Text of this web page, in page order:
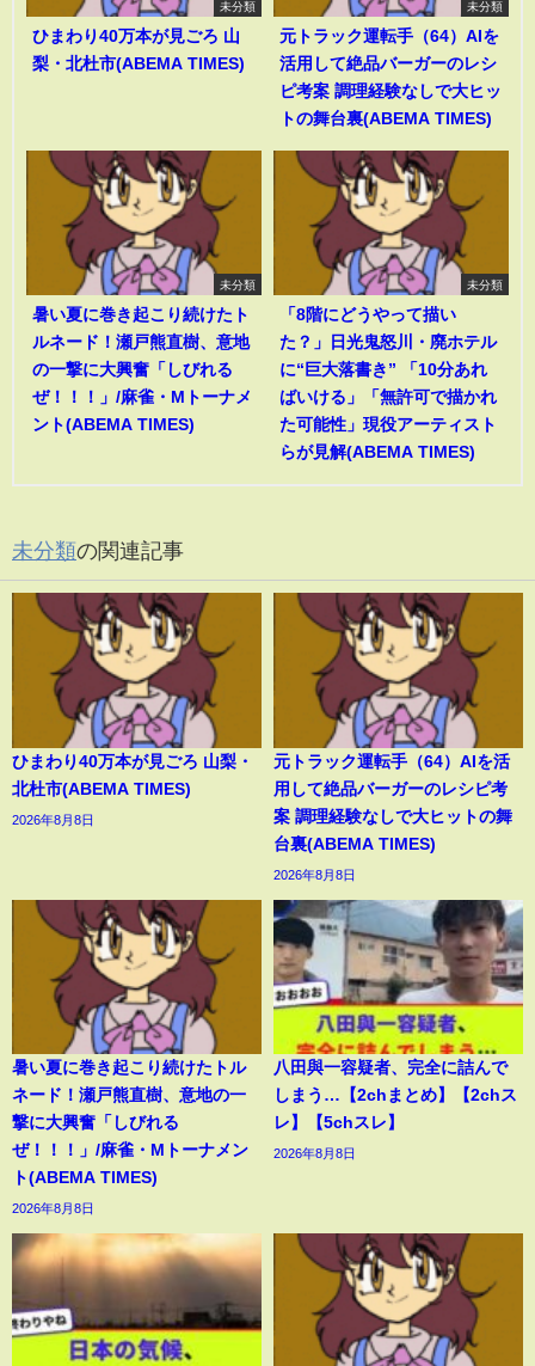
未分類
ひまわり40万本が見ごろ 山
梨・北杜市(ABEMA TIMES)
未分類
元トラック運転手（64）AIを
活用して絶品バーガーのレシ
ピ考案 調理経験なしで大ヒッ
トの舞台裏(ABEMA TIMES)
未分類
暑い夏に巻き起こり続けたト
ルネード！瀬戸熊直樹、意地
の一撃に大興奮「しびれる
ぜ！！！」/麻雀・Mトーナメ
ント(ABEMA TIMES)
未分類
「8階にどうやって描い
た？」日光鬼怒川・廃ホテル
に“巨大落書き” 「10分あれ
ばいける」「無許可で描かれ
た可能性」現役アーティスト
らが見解(ABEMA TIMES)
未分類の関連記事
ひまわり40万本が見ごろ 山梨・
北杜市(ABEMA TIMES)
2026年8月8日
元トラック運転手（64）AIを活
用して絶品バーガーのレシピ考
案 調理経験なしで大ヒットの舞
台裏(ABEMA TIMES)
2026年8月8日
暑い夏に巻き起こり続けたトル
ネード！瀬戸熊直樹、意地の一
撃に大興奮「しびれる
ぜ！！！」/麻雀・Mトーナメン
ト(ABEMA TIMES)
2026年8月8日
八田與一容疑者、完全に詰んで
しまう…【2chまとめ】【2chス
レ】【5chスレ】
2026年8月8日